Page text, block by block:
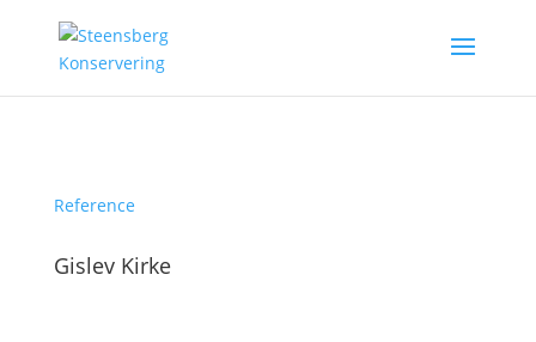
Reference
Gislev Kirke